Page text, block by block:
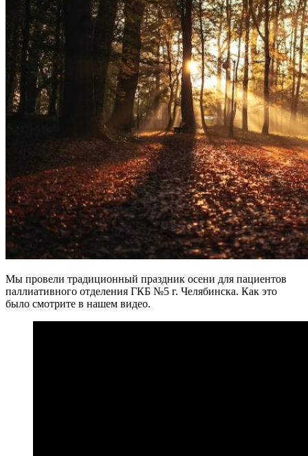
Мы провели традиционный праздник осени для пациентов
паллиативного отделения ГКБ №5 г. Челябинска. Как это
было смотрите в нашем видео.